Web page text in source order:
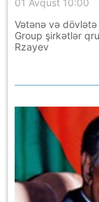
Vətənə və dövlətə
Group şirkətlər
Rzayev